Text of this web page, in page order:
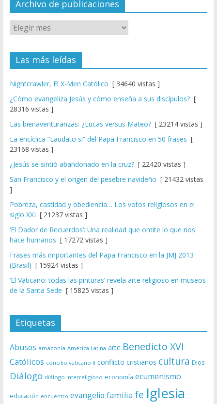
Archivo de publicaciones
Las más leídas
Nightcrawler, El X-Men Católico [ 34640 vistas ]
¿Cómo evangeliza Jesús y cómo enseña a sus discípulos?[
28316 vistas ]
Las bienaventuranzas: ¿Lucas versus Mateo?[ 23214 vistas ]
La encíclica “Laudato si” del Papa Francisco en 50 frases [
23168 vistas ]
¿Jesús se sintió abandonado en la cruz?[ 22420 vistas ]
San Francisco y el origen del pesebre navideño [ 21432 vistas
]
Pobreza, castidad y obediencia… Los votos religiosos en el
siglo XXI [ 21237 vistas ]
‘El Dador de Recuerdos’: Una realidad que omite lo que nos
hace humanos [ 17272 vistas ]
Frases más importantes del Papa Francisco en la JMJ 2013
(Brasil) [ 15924 vistas ]
‘El Vaticano: todas las pinturas’ revela arte religioso en museos
de la Santa Sede [ 15825 vistas ]
Etiquetas
Abusos amazonía América Latina arte Benedicto XVI
Católicos concilio vaticano II conflicto cristianos cultura Dios
Diálogo diálogo interreligioso economía ecumenismo
educación encuentro evangelio familia fe Iglesia